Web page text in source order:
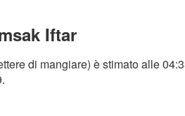
Iftar
di mangiare) è stimato alle